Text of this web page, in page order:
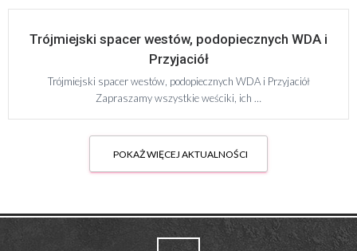
Trójmiejski spacer westów, podopiecznych WDA i
Przyjaciół
Trójmiejski spacer westów, podopiecznych WDA i Przyjaciół
Zapraszamy wszystkie weściki, ich …
POKAŻ WIĘCEJ AKTUALNOŚCI